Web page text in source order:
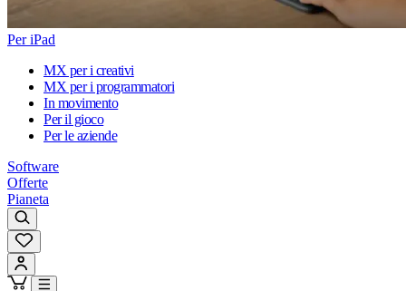
Per iPad
MX per i creativi
MX per i programmatori
In movimento
Per il gioco
Per le aziende
Software
Offerte
Pianeta